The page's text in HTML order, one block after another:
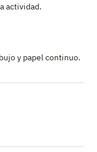
actividad.
y papel continuo.